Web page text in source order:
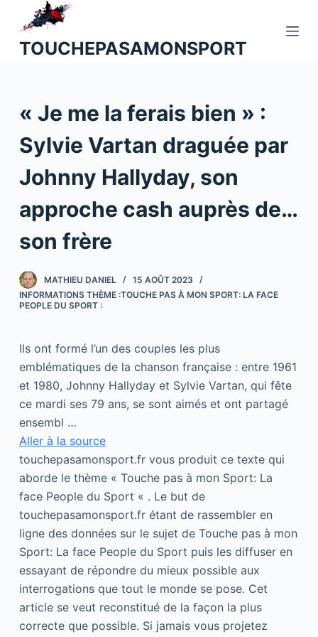
u
o
e
u
TOUCHEPASAMONSPORT
« Je me la ferais bien » :
Sylvie Vartan draguée par
Johnny Hallyday, son
approche cash auprès de…
son frère
MATHIEU DANIEL
15 AOÛT 2023
INFORMATIONS THÈME :TOUCHE PAS À MON SPORT: LA FACE
PEOPLE DU SPORT :
Ils ont formé l’un des couples les plus
emblématiques de la chanson française : entre 1961
et 1980, Johnny Hallyday et Sylvie Vartan, qui fête
ce mardi ses 79 ans, se sont aimés et ont partagé
ensembl …
Aller à la source
touchepasamonsport.fr vous produit ce texte qui
aborde le thème « Touche pas à mon Sport: La
face People du Sport « . Le but de
touchepasamonsport.fr étant de rassembler en
ligne des données sur le sujet de Touche pas à mon
Sport: La face People du Sport puis les diffuser en
essayant de répondre du mieux possible aux
interrogations que tout le monde se pose. Cet
article se veut reconstitué de la façon la plus
correcte que possible. Si jamais vous projetez